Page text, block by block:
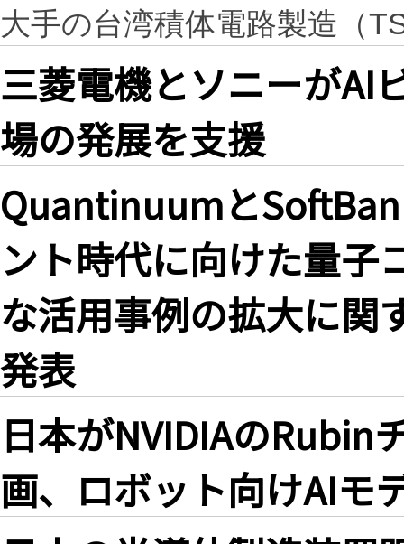
大手の台湾積体電路製造（
三菱電機とソニーが
場の発展を支援
Quantinuumと
ント時代に向けた量子
な活用事例の拡大に関
発表
日本がNVIDIAのRubin
画、ロボット向けAIモ